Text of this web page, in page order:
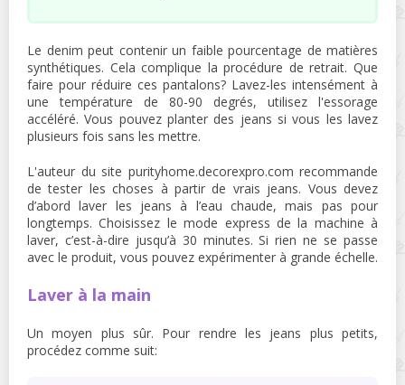
Le denim peut contenir un faible pourcentage de matières
synthétiques. Cela complique la procédure de retrait. Que
faire pour réduire ces pantalons? Lavez-les intensément à
une température de 80-90 degrés, utilisez l'essorage
accéléré. Vous pouvez planter des jeans si vous les lavez
plusieurs fois sans les mettre.
L'auteur du site purityhome.decorexpro.com recommande
de tester les choses à partir de vrais jeans. Vous devez
d’abord laver les jeans à l’eau chaude, mais pas pour
longtemps. Choisissez le mode express de la machine à
laver, c’est-à-dire jusqu’à 30 minutes. Si rien ne se passe
avec le produit, vous pouvez expérimenter à grande échelle.
Laver à la main
Un moyen plus sûr. Pour rendre les jeans plus petits,
procédez comme suit: